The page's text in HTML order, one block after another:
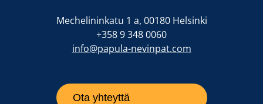
Mechelininkatu 1 a, 00180 Helsinki
+358 9 348 0060
info@papula-nevinpat.com
Ota yhteyttä